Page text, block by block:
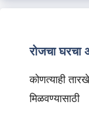
रोजचा
कोणत्याही
मिळवण्यासाठी